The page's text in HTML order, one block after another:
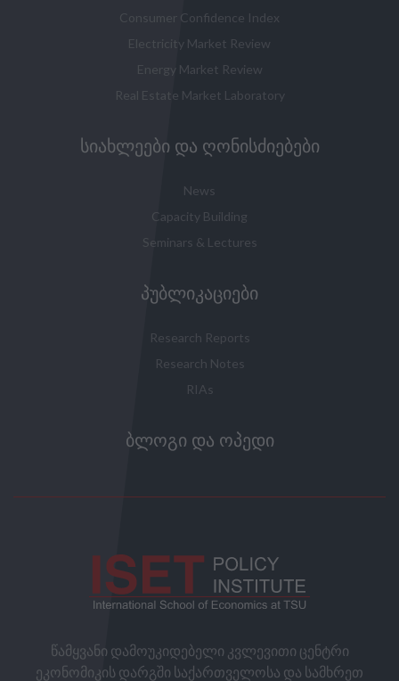
Consumer Confidence Index
Electricity Market Review
Energy Market Review
Real Estate Market Laboratory
ᲡᲘᲐᲮᲚᲔᲔᲑᲘ ᲓᲐ ᲦᲝᲜᲘᲡᲫᲘᲔᲑᲔᲑᲘ
News
Capacity Building
Seminars & Lectures
ᲞᲣᲑᲚᲘᲙᲐᲪᲘᲔᲑᲘ
Research Reports
Research Notes
RIAs
ᲑᲚᲝᲒᲘ ᲓᲐ ᲝᲞᲔᲓᲘ
წამყვანი დამოუკიდებელი კვლევითი ცენტრი
ეკონომიკის დარგში საქართველოსა და სამხრეთ